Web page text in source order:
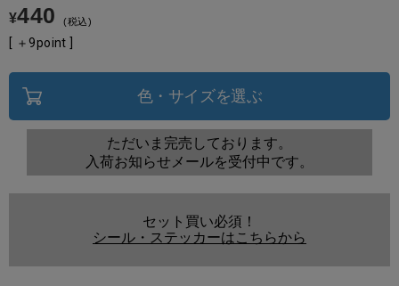
¥440 税込
[ ＋9point ]
色・サイズを選ぶ
ただいま完売しております。
入荷お知らせメールを受付中です。
セット買い必須！
シール・ステッカーはこちらから